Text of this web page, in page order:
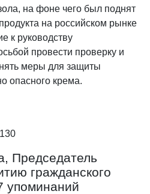
на фоне чего был поднят
на российском рынке
к руководству
провести проверку и
меры для защиты
опасного крема.
130
Председатель
гражданского
упоминаний